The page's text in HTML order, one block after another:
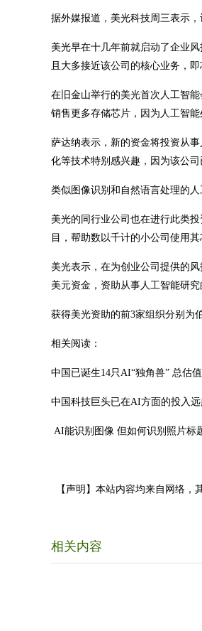
据外媒报道，美光科技周三表示
美光早在十几年前就启动了企业
且大多接近该公司的核心业务，即
在旧金山举行的美光首次人工智
销售更多存储芯片，因为人工智
萨达纳表示，新的资金将投资从
化等技术特别感兴趣，因为该公
类似图像识别和自然语言处理的
美光的同行业公司也在进行此类
目，帮助数以千计的小公司使用其
美光表示，在为创业公司提供的
美元资金，资助从事人工智能研究
获得美光资助的前3家组织分别为
相关阅读：
中国已诞生14只AI“独角兽” 总估
中国科技巨头已在AI方面的投入
AI能识别图像 但如何识别照片标
【声明】本站内容均来自网络
相关内容